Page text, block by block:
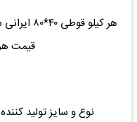
قیمت هر
نوع و سایز تولید